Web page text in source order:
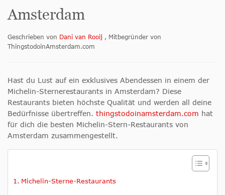
Amsterdam
Geschrieben von Dani van Rooij , Mitbegründer von
ThingstodoinAmsterdam.com
Hast du Lust auf ein exklusives Abendessen in einem der
Michelin-Sternerestaurants in Amsterdam? Diese
Restaurants bieten höchste Qualität und werden all deine
Bedürfnisse übertreffen. thingstodoinamsterdam.com hat
für dich die besten Michelin-Stern-Restaurants von
Amsterdam zusammengestellt.
Michelin-Sterne-Restaurants